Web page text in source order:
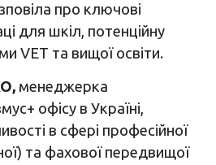
про ключові
для шкіл, потенційну
VET та вищої освіти.
менеджерка
офісу в Україні,
в сфері професійної
та фахової передвищої